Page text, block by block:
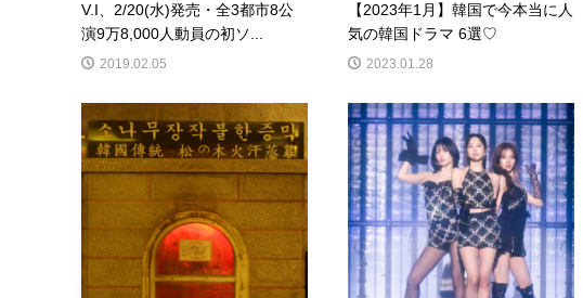
V.I、2/20(水)発売・全3都市8公
演9万8,000人動員の初ソ...
2019.02.05
【2023年1月】韓国で今本当に人
気の韓国ドラマ 6選♡
2023.01.28